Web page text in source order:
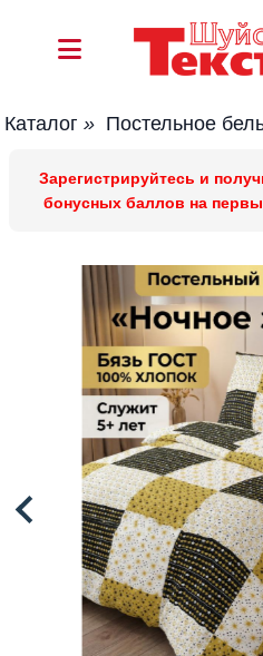
Каталог » Постельное
Зарегистрируйтесь и
бонусных баллов на